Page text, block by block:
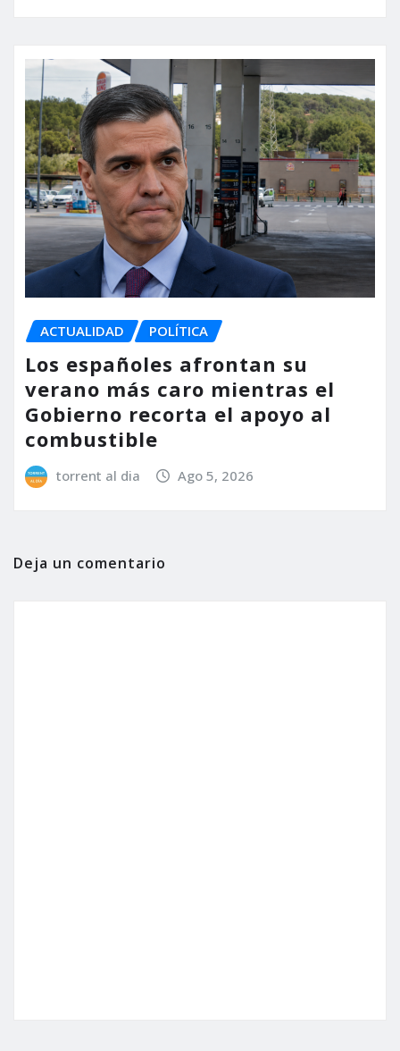
ACTUALIDAD POLÍTICA
Los españoles afrontan su
verano más caro mientras el
Gobierno recorta el apoyo al
combustible
torrent al dia Ago 5, 2026
Deja un comentario